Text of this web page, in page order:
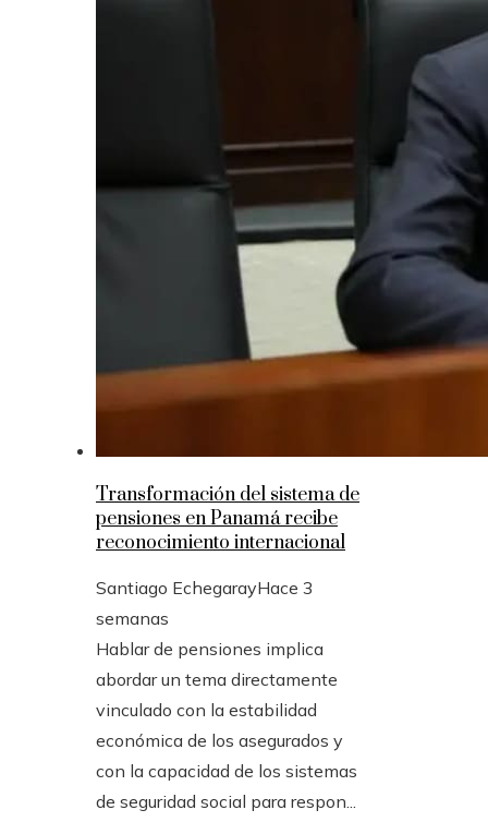
Transformación del sistema de
pensiones en Panamá recibe
reconocimiento internacional
Santiago EchegarayHace 3
semanas
Hablar de pensiones implica
abordar un tema directamente
vinculado con la estabilidad
económica de los asegurados y
con la capacidad de los sistemas
de seguridad social para respon...